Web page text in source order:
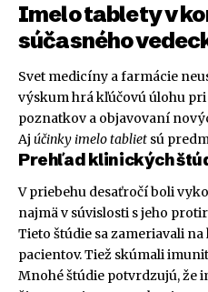
Imelo tablety v
súčasného
Svet medicíny a farmácie
výskum hrá kľúčovú úlohu
poznatkov a objavovaní
Aj účinky imelo tabliet sú
Prehľad klinických
V priebehu desaťročí boli
najmä v súvislosti s jeho
Tieto štúdie sa zameriavali
pacientov. Tiež skúmali
Mnohé štúdie potvrdzujú, že